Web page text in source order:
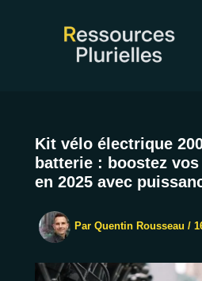
Kit vélo électrique
batterie : boostez
en 2025 avec
Par Quentin Rousseau /